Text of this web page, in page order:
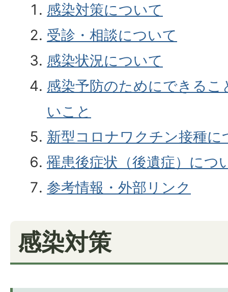
感染対策について
受診・相談について
感染状況について
感染予防のためにできる
いこと
新型コロナワクチン接種に
罹患後症状（後遺症）につ
参考情報・外部リンク
感染対策